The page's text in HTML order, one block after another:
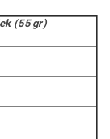
(55 gr)